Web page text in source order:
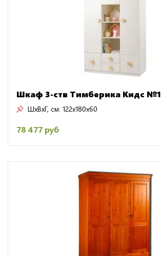
Шкаф 3-ств Тимберика Кидс №1
ШxВxГ, см: 122x180x60
78 477 руб